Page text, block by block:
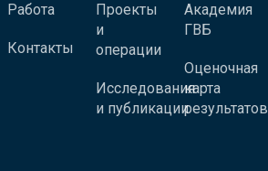
Работа
Контакты
Проекты
и
операции
Исследования
и публикации
Академия
ГВБ
Оценочная
карта
результатов